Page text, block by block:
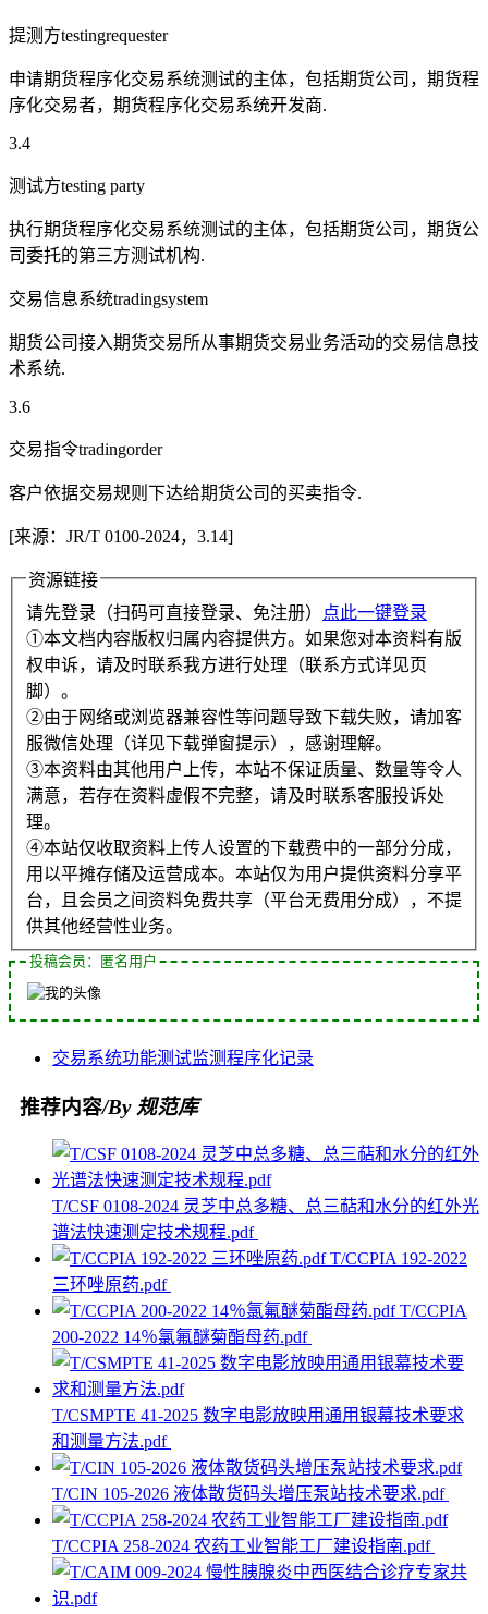
提测方testingrequester
申请期货程序化交易系统测试的主体，包括期货公司，期货程
序化交易者，期货程序化交易系统开发商.
3.4
测试方testing party
执行期货程序化交易系统测试的主体，包括期货公司，期货公
司委托的第三方测试机构.
交易信息系统tradingsystem
期货公司接入期货交易所从事期货交易业务活动的交易信息技
术系统.
3.6
交易指令tradingorder
客户依据交易规则下达给期货公司的买卖指令.
[来源：JR/T 0100-2024，3.14]
资源链接
请先登录（扫码可直接登录、免注册）
点此一键登录
①本文档内容版权归属内容提供方。如果您对本资料有版
权申诉，请及时联系我方进行处理（联系方式详见页
脚）。
②由于网络或浏览器兼容性等问题导致下载失败，请加客
服微信处理（详见下载弹窗提示），感谢理解。
③本资料由其他用户上传，本站不保证质量、数量等令人
满意，若存在资料虚假不完整，请及时联系客服投诉处
理。
④本站仅收取资料上传人设置的下载费中的一部分分成，
用以平摊存储及运营成本。本站仅为用户提供资料分享平
台，且会员之间资料免费共享（平台无费用分成），不提
供其他经营性业务。
投稿会员：匿名用户
交易系统功能测试监测程序化记录
推荐内容/By 规范库
T/CSF 0108-2024 灵芝中总多糖、总三萜和水分的红外光
谱法快速测定技术规程.pdf
T/CCPIA 192-2022
三环唑原药.pdf
T/CCPIA
200-2022 14％氯氟醚菊酯母药.pdf
T/CSMPTE 41-2025 数字电影放映用通用银幕技术要求
和测量方法.pdf
T/CIN 105-2026 液体散货码头增压泵站技术要求.pdf
T/CCPIA 258-2024 农药工业智能工厂建设指南.pdf